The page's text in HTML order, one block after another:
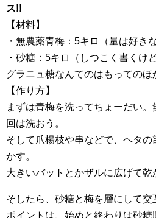
ス!!
【材料】
・無農薬青梅：5キロ（量は好き
・砂糖：5キロ（しつこく書くけ
グラニュ糖なんてのはもってのほ
【作り方】
まずは青梅を洗ってちょーだい
回は洗おう。
そして爪楊枝や串などで、ヘタ
かす。
大きいバットとかザルに広げて乾
そしたら、砂糖と梅を層にして交
ポイントは、始めと終わりは砂糖!!